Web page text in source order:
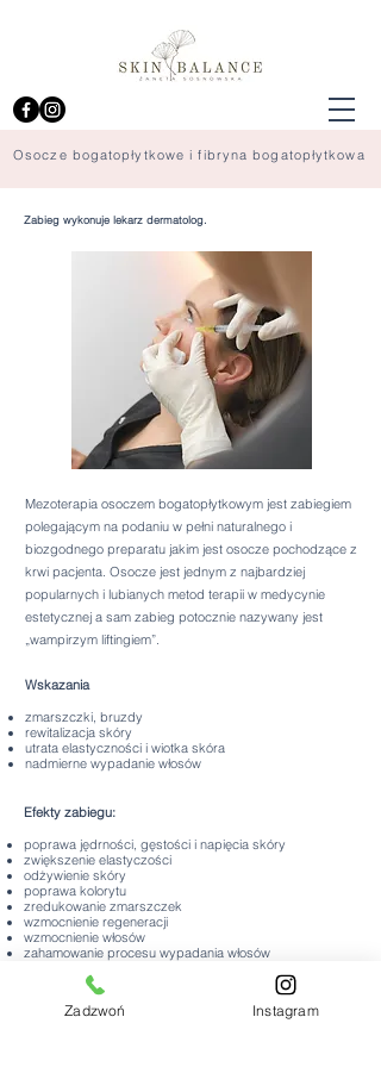
Osocze bogatopłytkowe i fibryna bogatopłytkowa
Zabieg wykonuje lekarz dermatolog.
Mezoterapia osoczem bogatopłytkowym jest zabiegiem
polegającym na podaniu w pełni naturalnego i
biozgodnego preparatu jakim jest osocze pochodzące z
krwi pacjenta. Osocze jest jednym z najbardziej
popularnych i lubianych metod terapii w medycynie
estetycznej a sam zabieg potocznie nazywany jest
„wampirzym liftingiem”.
Wskazania
zmarszczki, bruzdy
rewitalizacja skóry
utrata elastyczności i wiotka skóra
nadmierne wypadanie włosów
Efekty zabiegu:
poprawa jędrności, gęstości i napięcia skóry
zwiększenie elastyczości
odżywienie skóry
poprawa kolorytu
zredukowanie zmarszczek
wzmocnienie regeneracji
wzmocnienie włosów
zahamowanie procesu wypadania włosów
Przeciwwskazania
Zadzwoń Instagram